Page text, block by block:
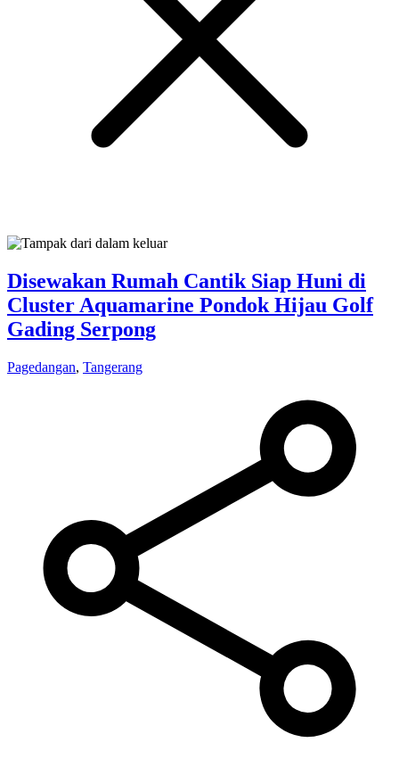
Disewakan Rumah Cantik Siap Huni di
Cluster Aquamarine Pondok Hijau Golf
Gading Serpong
Pagedangan, Tangerang